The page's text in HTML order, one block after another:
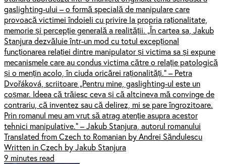
gaslighting-ului – o formă specială de manipulare care
provoacă victimei îndoieli cu privire la propria raționalitate,
memorie și percepție generală a realității. „În cartea sa, Jakub
Stanjura dezvăluie într-un mod cu totul excepțional
funcționarea relației dintre manipulator și victima sa și expune
mecanismele care au condus victima către o relație patologică
și o mențin acolo, în ciuda oricărei raționalități.” – Petra
Dvořáková, scriitoare „Pentru mine, gaslighting-ul este un
coșmar. Ideea că trăiesc ceva și că altcineva mă convinge de
contrariu, că inventez sau că delirez, mi se pare îngrozitoare.
Prin romanul meu am vrut să atrag atenție asupra acestor
tehnici manipulative.” – Jakub Stanjura, autorul romanului
Translated from Czech to Romanian by Andrei Săndulescu
Written in Czech by Jakub Stanjura
9 minutes read